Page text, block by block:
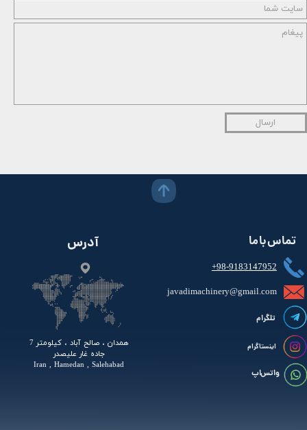
ارسال
+98-9183147952
همدان ، صالح آباد ، کیلومتر 7
جاده غار علیصدر
Iran , Hamedan , Salehabad
آدرس تماس با ما
اینستاگرام
javadimachinery@gmail.com​​​​​​​​
تلگرام
واتس اپ